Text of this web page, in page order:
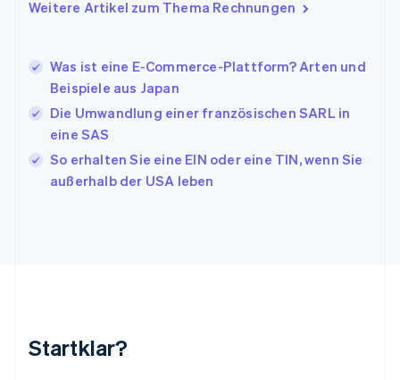
Weitere Artikel zum Thema Rechnungen
Was ist eine E-Commerce-Plattform? Arten und
Beispiele aus Japan
Die Umwandlung einer französischen SARL in
eine SAS
So erhalten Sie eine EIN oder eine TIN, wenn Sie
außerhalb der USA leben
Startklar?
English Français
Kroatien
EnglishItaliano
Lettland
Liechtenstein
DeutschEnglish
Mexiko